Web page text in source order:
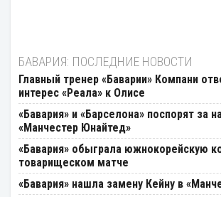
БАВАРИЯ: ПОСЛЕДНИЕ НОВОСТИ
Главный тренер «Баварии» Компани
интерес «Реала» к Олисе
«Бавария» и «Барселона» поспорят за
«Манчестер Юнайтед»
«Бавария» обыграла южнокорейскую
товарищеском матче
«Бавария» нашла замену Кейну в